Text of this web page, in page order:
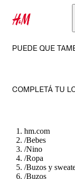
PUEDE QUE
COMPLETÁ TU
hm.com
/Bebes
/Nino
/Ropa
/Buzos y
/Buzos